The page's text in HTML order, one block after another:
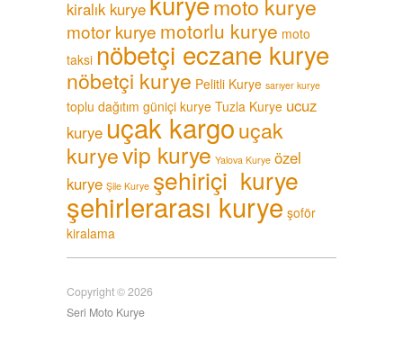
kiralık kurye moto kurye
motor kurye motorlu kurye moto
taksi nöbetçi eczane kurye
nöbetçi kurye Pelitli Kurye sarıyer kurye
toplu dağıtım güniçi kurye Tuzla Kurye ucuz
kurye uçak kargouçak
kuryevip kurye Yalova Kurye özel
kurye Şile Kurye şehiriçi kurye
şehirlerarası kurye şoför
kiralama
Copyright © 2026
Seri Moto Kurye